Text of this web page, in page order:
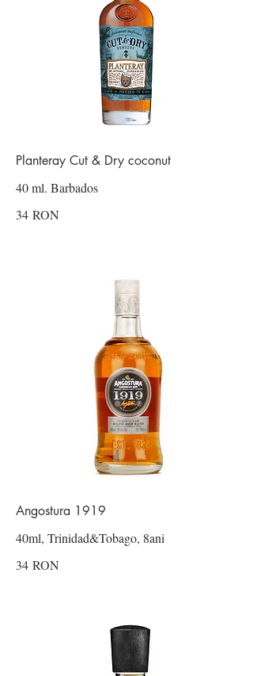
Planteray Cut & Dry coconut
40 ml. Barbados
34 RON
Angostura 1919
40ml, Trinidad&Tobago, 8ani
34 RON